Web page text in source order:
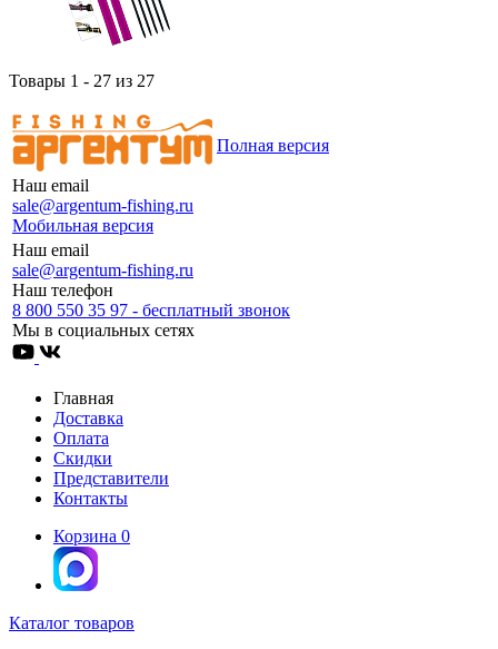
Товары 1 - 27 из 27
Наш email
sale@argentum-fishing.ru
Мобильная версия
Полная версия
Наш email
sale@argentum-fishing.ru
Наш телефон
8 800 550 35 97 - бесплатный звонок
Мы в социальных сетях
Главная
Доставка
Оплата
Скидки
Представители
Контакты
Корзина 0
Каталог товаров